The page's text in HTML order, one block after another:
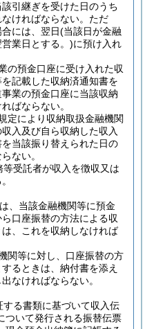
引継ぎを受けた日のうち
ければならない。 ただ
には、翌日(当該日が金融
業日とする。)に預け入れ
の預金口座に受け入れた収
記載した収納済通知書を
業の預金口座に当該収納
ばならない。
定により収納取扱金融機関
入及び自ら収納した収入
当該振り替えられた日の
ない。
受託者が収入を徴収又は
、当該金融機関等に預金
口座振替の方法による収
、これを収納しなければ
関等に対し、口座振替の方
るときは、納付書を添え
なければならない。
る書類に基づいて収入伝
ついて発行される振替伝票